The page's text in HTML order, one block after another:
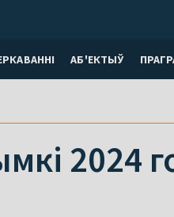
АБ'ЕКТЫЎ
2024